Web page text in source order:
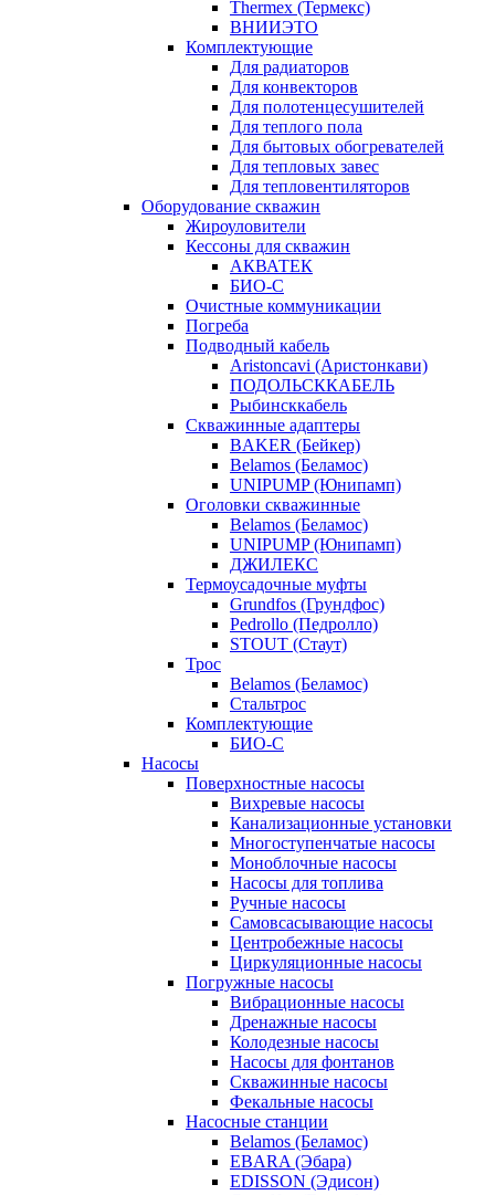
Thermex (Термекс)
ВНИИЭТО
Комплектующие
Для радиаторов
Для конвекторов
Для полотенцесушителей
Для теплого пола
Для бытовых обогревателей
Для тепловых завес
Для тепловентиляторов
Оборудование скважин
Жироуловители
Кессоны для скважин
АКВАТЕК
БИО-С
Очистные коммуникации
Погреба
Подводный кабель
Aristoncavi (Аристонкави)
ПОДОЛЬСККАБЕЛЬ
Рыбинсккабель
Скважинные адаптеры
BAKER (Бейкер)
Belamos (Беламос)
UNIPUMP (Юнипамп)
Оголовки скважинные
Belamos (Беламос)
UNIPUMP (Юнипамп)
ДЖИЛЕКС
Термоусадочные муфты
Grundfos (Грундфос)
Pedrollo (Педролло)
STOUT (Стаут)
Трос
Belamos (Беламос)
Стальтрос
Комплектующие
БИО-С
Насосы
Поверхностные насосы
Вихревые насосы
Канализационные установки
Многоступенчатые насосы
Моноблочные насосы
Насосы для топлива
Ручные насосы
Самовсасывающие насосы
Центробежные насосы
Циркуляционные насосы
Погружные насосы
Вибрационные насосы
Дренажные насосы
Колодезные насосы
Насосы для фонтанов
Скважинные насосы
Фекальные насосы
Насосные станции
Belamos (Беламос)
EBARA (Эбара)
EDISSON (Эдисон)